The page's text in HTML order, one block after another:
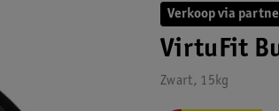
Verkoop via
VirtuFit
Zwart, 15kg